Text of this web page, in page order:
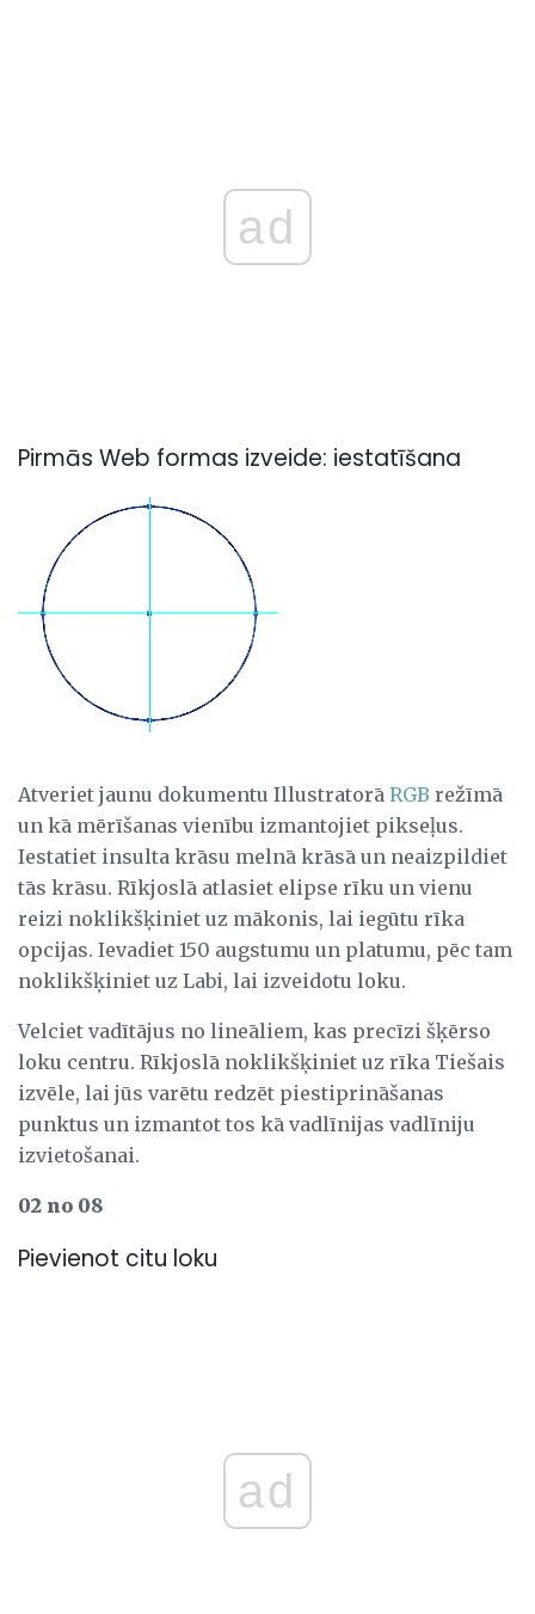
ad
Pirmās Web formas izveide: iestatīšana
Atveriet jaunu dokumentu Illustratorā RGB režīmā
un kā mērīšanas vienību izmantojiet pikseļus.
Iestatiet insulta krāsu melnā krāsā un neaizpildiet
tās krāsu. Rīkjoslā atlasiet elipse rīku un vienu
reizi noklikšķiniet uz mākonis, lai iegūtu rīka
opcijas. Ievadiet 150 augstumu un platumu, pēc tam
noklikšķiniet uz Labi, lai izveidotu loku.
Velciet vadītājus no lineāliem, kas precīzi šķērso
loku centru. Rīkjoslā noklikšķiniet uz rīka Tiešais
izvēle, lai jūs varētu redzēt piestiprināšanas
punktus un izmantot tos kā vadlīnijas vadlīniju
izvietošanai.
02 no 08
Pievienot citu loku
ad